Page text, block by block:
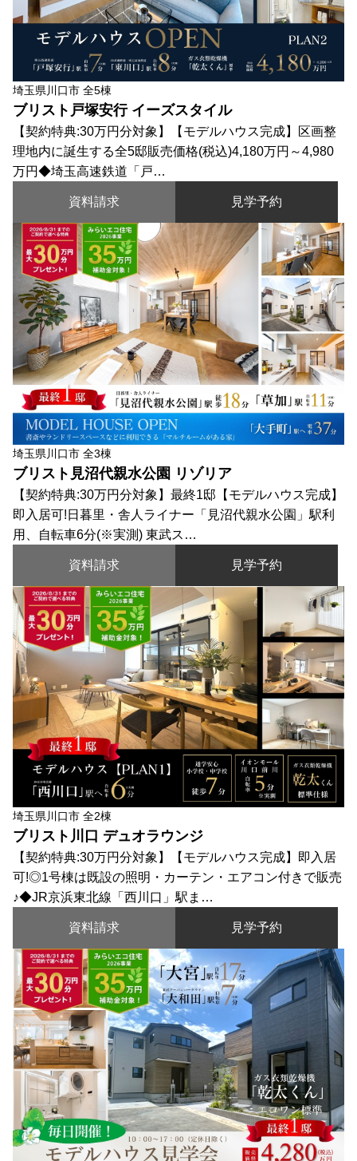
埼玉県川口市 全5棟
ブリスト戸塚安行 イーズスタイル
【契約特典:30万円分対象】【モデルハウス完成】区画整
理地内に誕生する全5邸販売価格(税込)4,180万円～4,980
万円◆埼玉高速鉄道「戸…
資料請求 見学予約
埼玉県川口市 全3棟
ブリスト見沼代親水公園 リゾリア
【契約特典:30万円分対象】最終1邸【モデルハウス完成】
即入居可!日暮里・舎人ライナー「見沼代親水公園」駅利
用、自転車6分(※実測) 東武ス…
資料請求 見学予約
埼玉県川口市 全2棟
ブリスト川口 デュオラウンジ
【契約特典:30万円分対象】【モデルハウス完成】即入居
可!◎1号棟は既設の照明・カーテン・エアコン付きで販売
♪◆JR京浜東北線「西川口」駅ま…
資料請求 見学予約